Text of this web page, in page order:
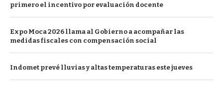
primero el incentivo por evaluación docente
Expo Moca 2026 llama al Gobierno a acompañar las
medidas fiscales con compensación social
Indomet prevé lluvias y altas temperaturas este jueves